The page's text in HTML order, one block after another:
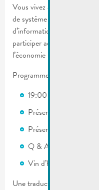
Vous vivez à la Cité
de système solaire sur
d’information et nous vous
participer activement à la
l’économie locale et en plus
Programme :
19:00 | Mot de
Présentation Klima-
Présentation Klimateam
Q & A
Vin d’honneur
Une traduction simultanée